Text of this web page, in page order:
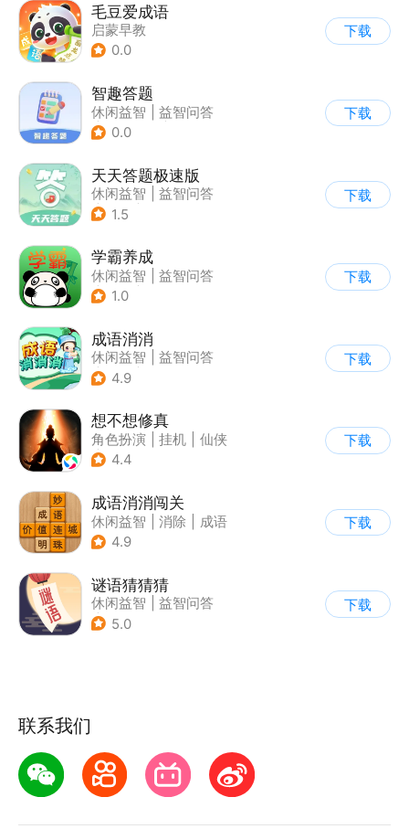
毛豆爱成语
启蒙早教
0.0
下载
智趣答题
休闲益智
益智问答
| 学习教育
0.0
下载
天天答题极速版
休闲益智
益智问答
| 文化
1.5
下载
学霸养成
休闲益智
益智问答
| 校园
1.0
下载
成语消消
休闲益智
益智问答
| 成语
4.9
下载
想不想修真
角色扮演 挂机
仙侠
| 文字游戏
4.4
下载
成语消消闯关
休闲益智 消除
成语
4.9
下载
谜语猜猜猜
休闲益智
益智问答
| 猜谜
5.0
下载
联系我们